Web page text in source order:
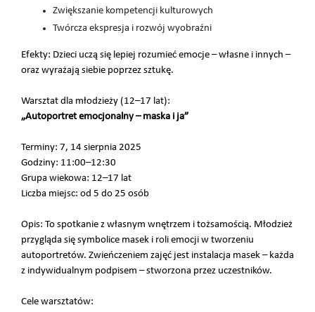
Zwiększanie kompetencji kulturowych
Twórcza ekspresja i rozwój wyobraźni
Efekty: Dzieci uczą się lepiej rozumieć emocje – własne i innych –
oraz wyrażają siebie poprzez sztukę.
Warsztat dla młodzieży (12–17 lat):
„Autoportret emocjonalny – maska i ja”
Terminy: 7, 14 sierpnia 2025
Godziny: 11:00–12:30
Grupa wiekowa: 12–17 lat
Liczba miejsc: od 5 do 25 osób
Opis: To spotkanie z własnym wnętrzem i tożsamością. Młodzież
przygląda się symbolice masek i roli emocji w tworzeniu
autoportretów. Zwieńczeniem zajęć jest instalacja masek – każda
z indywidualnym podpisem – stworzona przez uczestników.
Cele warsztatów: